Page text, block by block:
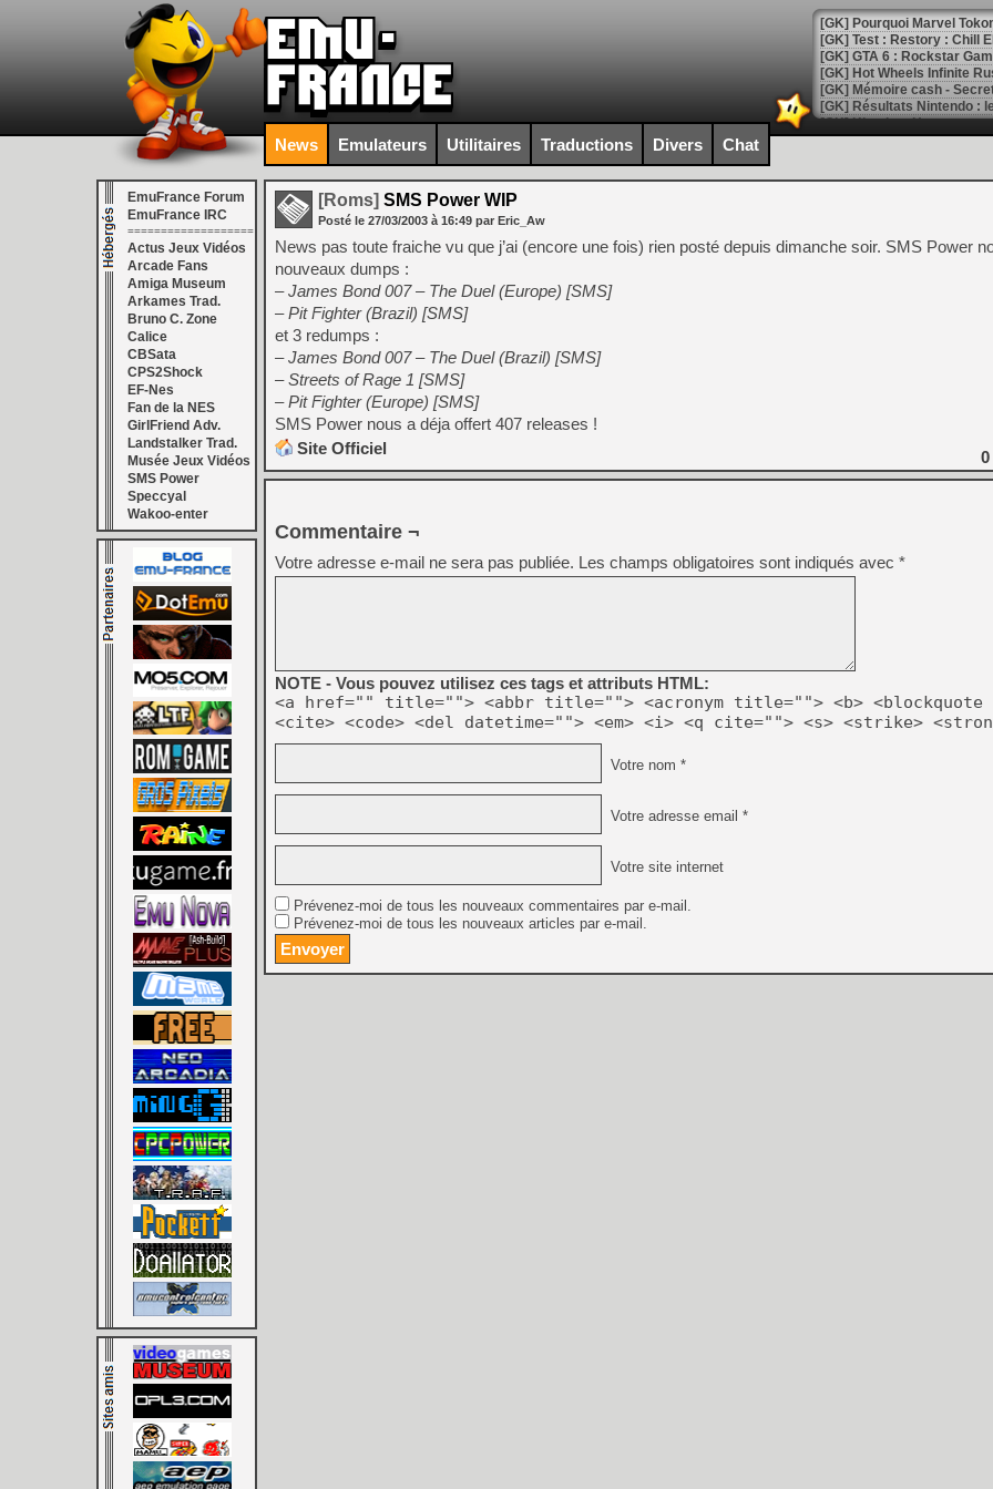
[GK] Pourquoi Marvel
[GK] Test : Restory : Chill
[GK] GTA 6 : Rockstar
[GK] Hot Wheels Infinite
[GK] Mémoire cash -
[GK] Résultats Nintendo :
[GK] Déjà des
[Mo5] Brickboy cherche à
[GK] Minecraft et ses «
[GK] Beast of
[GK] Ubisoft : fin de partie
[GK] Mémoire cash -
[GK] Dan Houser (GTA)
[GK] Comment EA Sports
[GK] Crimson Moon : un
[GK] Isle of Reveries : le
[GK] Moonlighter 2 : The
[GK] Capcom relance
[Mo5] Deux inédits du
[GK] Le beat'em up The
[GK] Endless Legend 2 :
[LS] [PS5] Le WebKit
[GK] Oubliez Crazy Taxi,
[LS] [Switch] NSZ 5.0.0
[GK] No More Room in
[GK] Un chatbot Atelier
[GK] Mémoire cash -
[GK] Nvidia : le prix des
[GK] Suikoden Star Leap
[Mo5] La mini borne
News Emulateurs Utilitaires Traductions Divers Chat
EmuFrance Forum
EmuFrance IRC
===================
Actus Jeux Vidéos
Arcade Fans
Amiga Museum
Arkames Trad.
Bruno C. Zone
Calice
CBSata
CPS2Shock
EF-Nes
Fan de la NES
GirlFriend Adv.
Landstalker Trad.
Musée Jeux Vidéos
SMS Power
Speccyal
Wakoo-enter
[Roms] SMS Power WIP
Posté le 27/03/2003 à 16:49 par Eric_Aw
News pas toute fraiche vu que j’ai (encore une fois) rien posté depuis dimanche soir. SMS Power
nouveaux dumps :
– James Bond 007 – The Duel (Europe) [SMS]
– Pit Fighter (Brazil) [SMS]
et 3 redumps :
– James Bond 007 – The Duel (Brazil) [SMS]
– Streets of Rage 1 [SMS]
– Pit Fighter (Europe) [SMS]
SMS Power nous a déja offert 407 releases !
Site Officiel
0
Commentaire ¬
Votre adresse e-mail ne sera pas publiée. Les champs obligatoires sont indiqués avec *
NOTE - Vous pouvez utilisez ces tags et attributs HTML:
<a href="" title=""> <abbr title=""> <acronym title=""> <b> <blockquote
<cite> <code> <del datetime=""> <em> <i> <q cite=""> <s> <strike>
Votre nom *
Votre adresse email *
Votre site internet
Prévenez-moi de tous les nouveaux commentaires par e-mail.
Prévenez-moi de tous les nouveaux articles par e-mail.